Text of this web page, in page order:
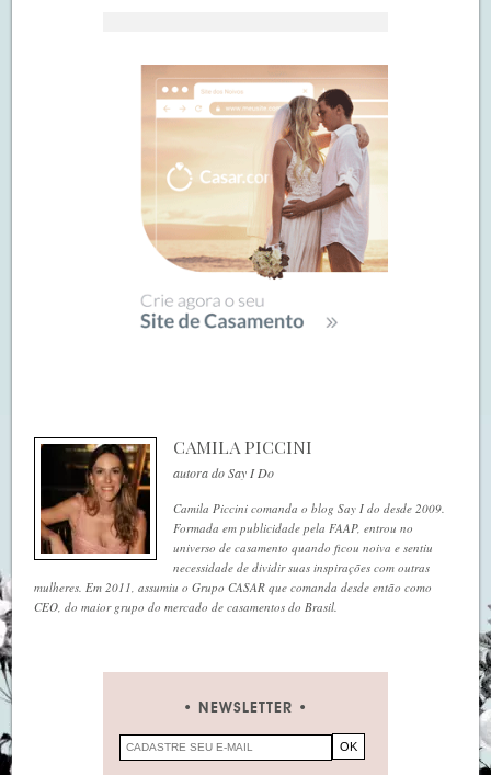
CAMILA PICCINI
autora do Say I Do
Camila Piccini comanda o blog Say I do desde 2009.
Formada em publicidade pela FAAP, entrou no
universo de casamento quando ficou noiva e sentiu
necessidade de dividir suas inspirações com outras
mulheres. Em 2011, assumiu o Grupo CASAR que comanda desde então como
CEO, do maior grupo do mercado de casamentos do Brasil.
NEWSLETTER